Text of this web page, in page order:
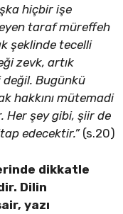
hiçbir işe
taraf müreffeh
şeklinde tecelli
zevk, artık
değil. Bugünkü
hakkını mütemadi
Her şey gibi, şiir de
edecektir.”(s.20)
dikkatle
Dilin
yazı